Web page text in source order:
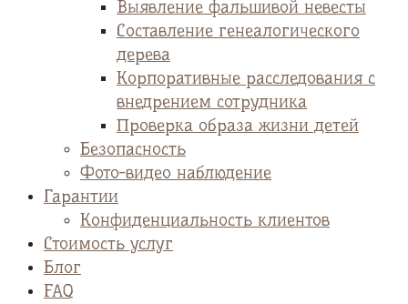
Выявление фальшивой невесты
Cоставление генеалогического
дерева
Корпоративные расследования с
внедрением сотрудника
Проверка образа жизни детей
Безопасность
Фото-видео наблюдение
Гарантии
Конфиденциальность клиентов
Стоимость услуг
Блог
FAQ